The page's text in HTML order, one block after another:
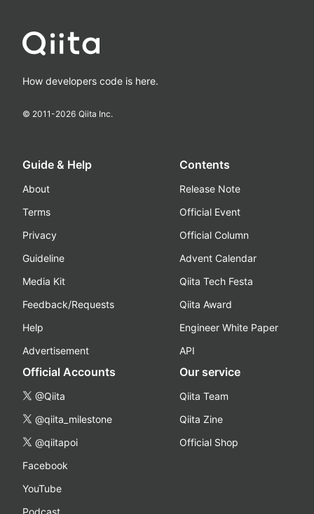
How developers code is here.
© 2011-2026 Qiita Inc.
Guide & Help
About
Terms
Privacy
Guideline
Media Kit
Feedback/Requests
Help
Advertisement
Contents
Release Note
Official Event
Official Column
Advent Calendar
Qiita Tech Festa
Qiita Award
Engineer White Paper
API
Official Accounts
@Qiita
@qiita_milestone
@qiitapoi
Facebook
YouTube
Podcast
Our service
Qiita Team
Qiita Zine
Official Shop